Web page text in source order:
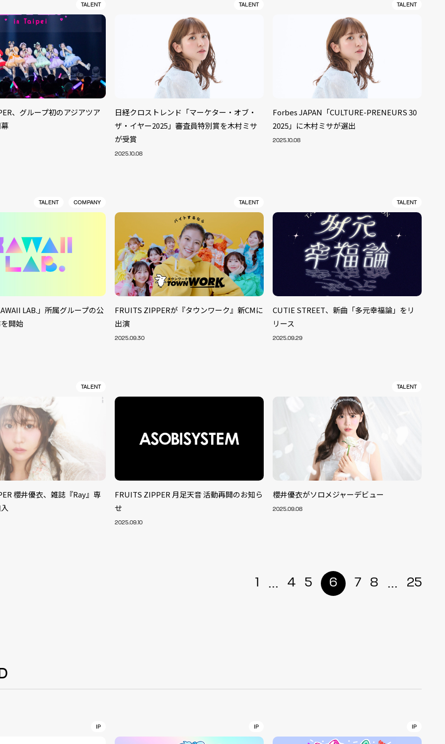
TALENT
、グループ初のアジアツア
TALENT
日経クロストレンド「マーケター・オブ・
ザ・イヤー2025」審査員特別賞を木村ミサ
が受賞
2025.10.08
TALENT
Forbes JAPAN「CULTURE-PRENEURS 30
2025」に木村ミサが選出
2025.10.08
TALENT COMPANY
LAB.」所属グループの公
開始
TALENT
FRUITS ZIPPERが『タウンワーク』新CMに
出演
2025.09.30
TALENT
CUTIE STREET、新曲「多元幸福論」をリ
リース
2025.09.29
TALENT
櫻井優衣、雑誌『Ray』専
FRUITS ZIPPER 月足天音 活動再開のお知ら
せ
2025.09.10
TALENT
櫻井優衣がソロメジャーデビュー
2025.09.08
1 ... 4 5 6 7 8 ... 25
IP IP IP
ARTIST40 MODEL/TALENT33